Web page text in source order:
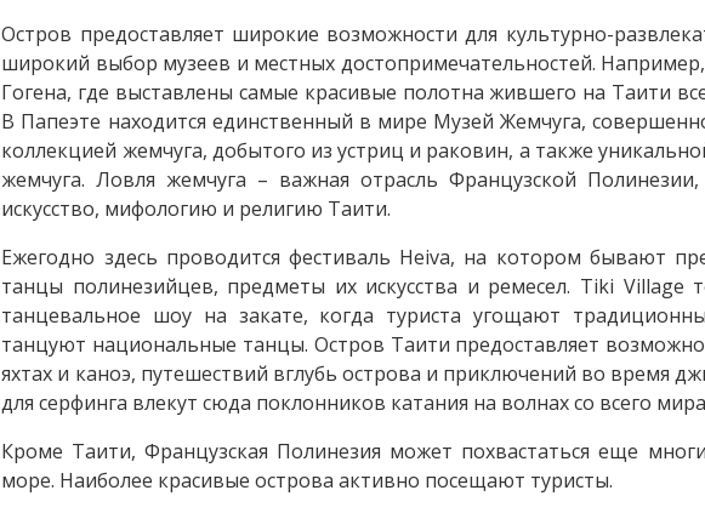
Остров предоставляет широкие возможности для культурно-
широкий выбор музеев и местных достопримечательностей.
Гогена, где выставлены самые красивые полотна жившего на Таити
В Папеэте находится единственный в мире Музей Жемчуга,
коллекцией жемчуга, добытого из устриц и раковин, а также
жемчуга. Ловля жемчуга – важная отрасль Французской
искусство, мифологию и религию Таити.
Ежегодно здесь проводится фестиваль Heiva, на котором бывают
танцы полинезийцев, предметы их искусства и ремесел. Tiki Village
танцевальное шоу на закате, когда туриста угощают
танцуют национальные танцы. Остров Таити предоставляет
яхтах и каноэ, путешествий вглубь острова и приключений во время
для серфинга влекут сюда поклонников катания на волнах со всего
Кроме Таити, Французская Полинезия может похвастаться еще
море. Наиболее красивые острова активно посещают туристы.